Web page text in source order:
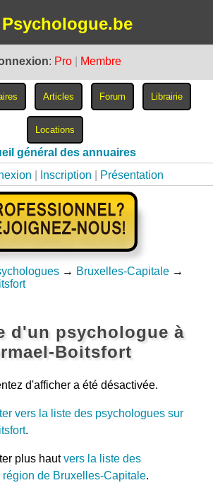
: Pro Membre
général des annuaires
Inscription Présentation
→ Bruxelles-Capitale →
d'un psychologue à
Boitsfort
d'afficher a été désactivée.
vers la liste des psychologues sur
.
plus hautvers la liste des
de Bruxelles-Capitale.